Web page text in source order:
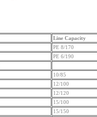
Line Capacity
PE 8/170
PE 6/190
10/85
12/100
12/120
15/100
15/150